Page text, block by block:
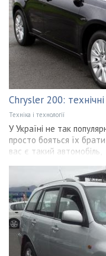
Chrysler 200:
Техніка і технології
У Україні не так
просто бояться їх
вас є такий автомобіль,